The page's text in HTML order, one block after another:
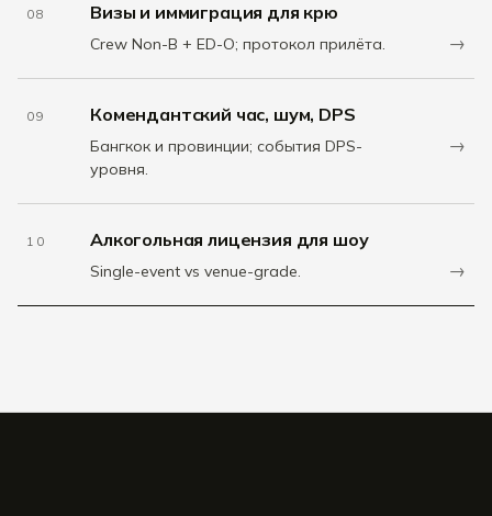
08 Визы и иммиграция для крю
Crew Non-B + ED-O; протокол прилёта. →
09 Комендантский час, шум, DPS
Бангкок и провинции; события DPS-
уровня.
→
10 Алкогольная лицензия для шоу
Single-event vs venue-grade. →